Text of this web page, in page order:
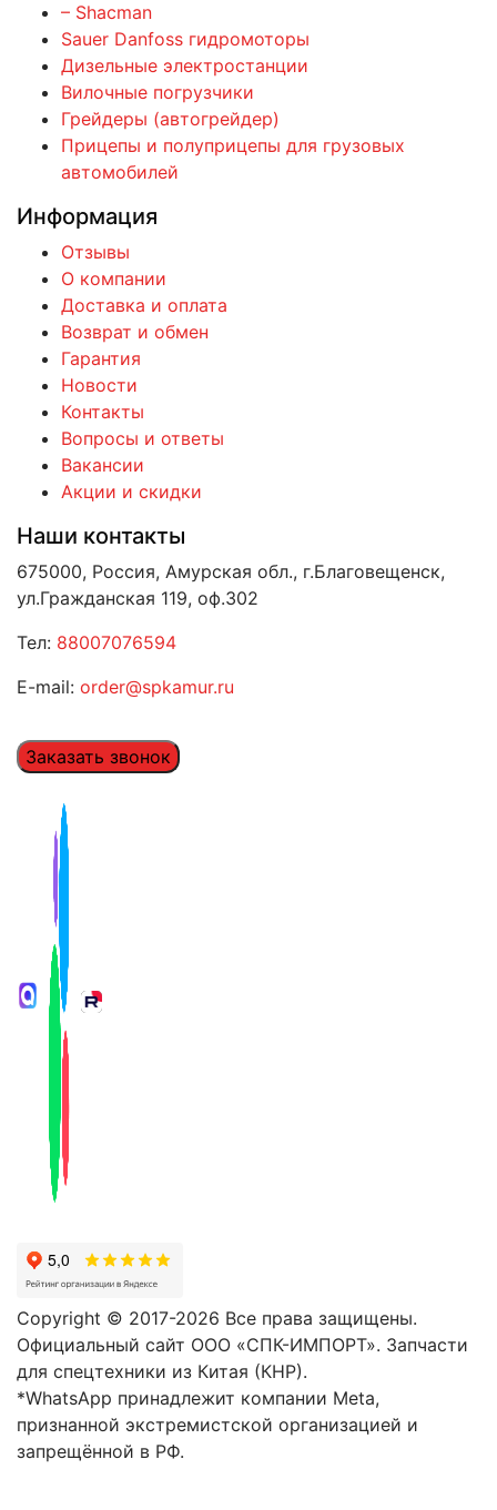
– Shacman
Sauer Danfoss гидромоторы
Дизельные электростанции
Вилочные погрузчики
Грейдеры (автогрейдер)
Прицепы и полуприцепы для грузовых
автомобилей
Информация
Отзывы
О компании
Доставка и оплата
Возврат и обмен
Гарантия
Новости
Контакты
Вопросы и ответы
Вакансии
Акции и скидки
Наши контакты
675000, Россия, Амурская обл., г.Благовещенск,
ул.Гражданская 119, оф.302
Тел: 88007076594
E-mail: order@spkamur.ru
Заказать звонок
Copyright © 2017-2026 Все права защищены.
Официальный сайт ООО «СПК-ИМПОРТ». Запчасти
для спецтехники из Китая (КНР).
*WhatsApp принадлежит компании Meta,
признанной экстремистской организацией и
запрещённой в РФ.